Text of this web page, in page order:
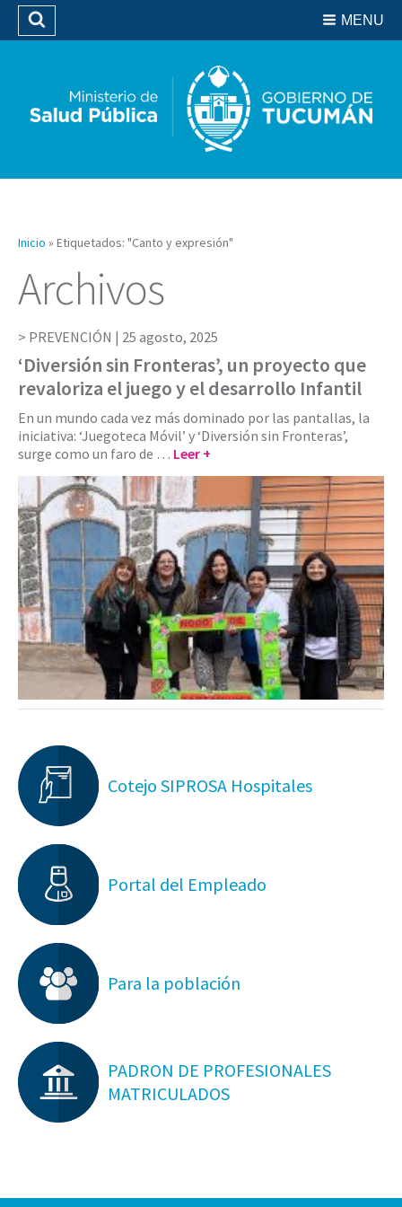
Biblioteca
MENU
Buscar
Inicio » Etiquetados: "Canto y expresión"
Archivos
PREVENCIÓN | 25 agosto, 2025
‘Diversión sin Fronteras’, un proyecto que
revaloriza el juego y el desarrollo Infantil
En un mundo cada vez más dominado por las pantallas, la
iniciativa: ‘Juegoteca Móvil’ y ‘Diversión sin Fronteras’,
surge como un faro de … Leer +
Cotejo SIPROSA Hospitales
Portal del Empleado
Para la población
PADRON DE PROFESIONALES
MATRICULADOS